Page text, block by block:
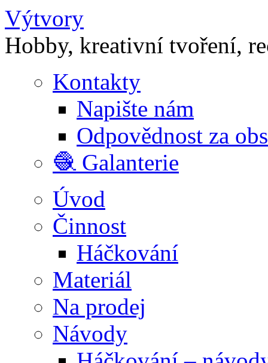
Výtvory
Hobby, kreativní tvoření,
Kontakty
Napište nám
Odpovědnost za
🧶 Galanterie
Úvod
Činnost
Háčkování
Materiál
Na prodej
Návody